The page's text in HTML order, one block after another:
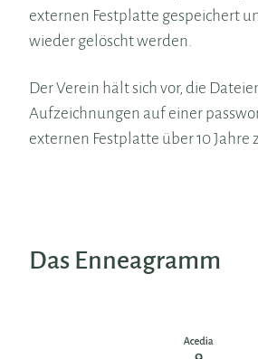
externen Festplatte gespeichert
wieder gelöscht werden.
Der Verein hält sich vor, die
Aufzeichnungen auf einer
externen Festplatte über 10 Jahre
Das Enneagramm